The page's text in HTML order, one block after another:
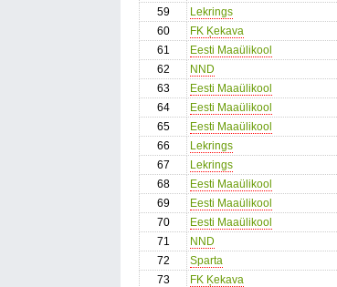
59
Lekrings
60
FK Ķekava
61
Eesti Maaülikool
62
NND
63
Eesti Maaülikool
64
Eesti Maaülikool
65
Eesti Maaülikool
66
Lekrings
67
Lekrings
68
Eesti Maaülikool
69
Eesti Maaülikool
70
Eesti Maaülikool
71
NND
72
Sparta
73
FK Ķekava